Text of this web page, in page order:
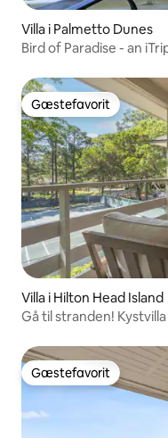
Villa i Palmetto Dunes
Bird of Paradise - an
Gæstefavorit
Gæstefavorit
Villa i Hilton Head Island
Gå til stranden!
Gæstefavorit
Gæstefavorit